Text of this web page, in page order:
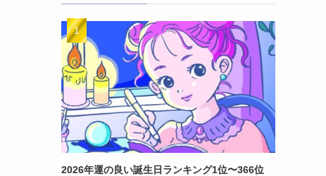
2026年運の良い誕生日ランキング1位〜366位